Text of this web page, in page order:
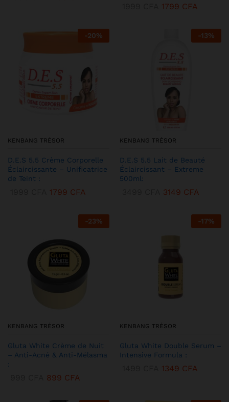
1799 CFA
-20%
KENBANG TRÉSOR
D.E.S 5.5 Crème Corporelle
Éclaircissante – Unificatrice
de Teint :
1799 CFA
-13%
KENBANG TRÉSOR
D.E.S 5.5 Lait de Beauté
Éclaircissant – Extreme
500ml:
3149 CFA
-23%
KENBANG TRÉSOR
Gluta White Crème de Nuit
– Anti-Acné & Anti-Mélasma
:
899 CFA
-17%
KENBANG TRÉSOR
Gluta White Double Serum –
Intensive Formula :
1349 CFA